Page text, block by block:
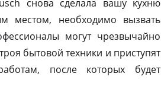
снова сделала вашу кухню
местом, необходимо вызвать
могут чрезвычайно
бытовой техники и приступят
после которых будет